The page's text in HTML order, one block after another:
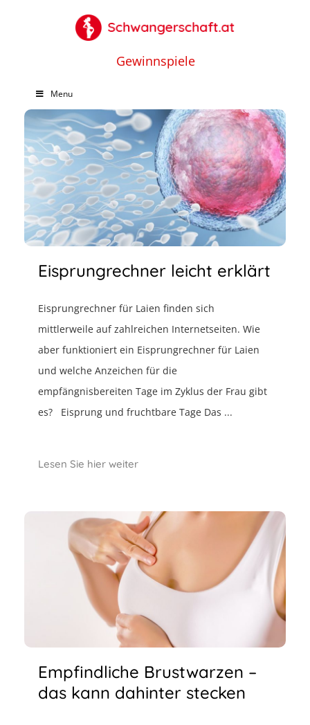
Gewinnspiele
Menu
Eisprungrechner leicht erklärt
Eisprungrechner für Laien finden sich
mittlerweile auf zahlreichen Internetseiten. Wie
aber funktioniert ein Eisprungrechner für Laien
und welche Anzeichen für die
empfängnisbereiten Tage im Zyklus der Frau gibt
es? Eisprung und fruchtbare Tage Das ...
Lesen Sie hier weiter
Empfindliche Brustwarzen –
das kann dahinter stecken